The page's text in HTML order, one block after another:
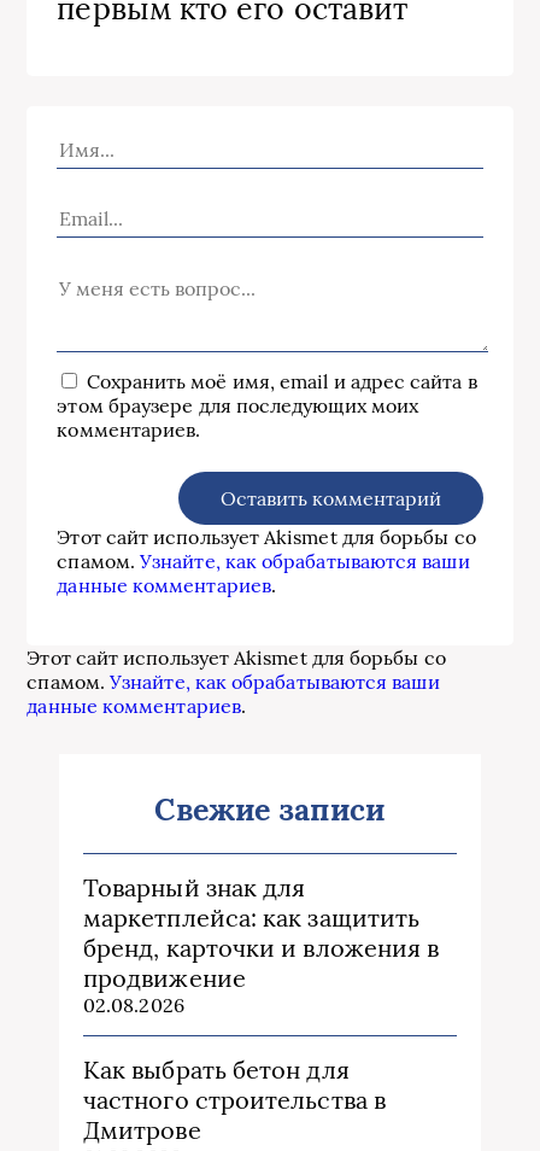
первым кто его оставит
Сохранить моё имя, email и адрес сайта в
этом браузере для последующих моих
комментариев.
Этот сайт использует Akismet для борьбы со
спамом.Узнайте, как обрабатываются ваши
данные комментариев.
Этот сайт использует Akismet для борьбы со
спамом.Узнайте, как обрабатываются ваши
данные комментариев.
Свежие записи
Товарный знак для
маркетплейса: как защитить
бренд, карточки и вложения в
продвижение
02.08.2026
Как выбрать бетон для
частного строительства в
Дмитрове